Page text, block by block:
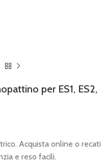
per ES1, ES2,
Acquista online o recati
e reso facili.